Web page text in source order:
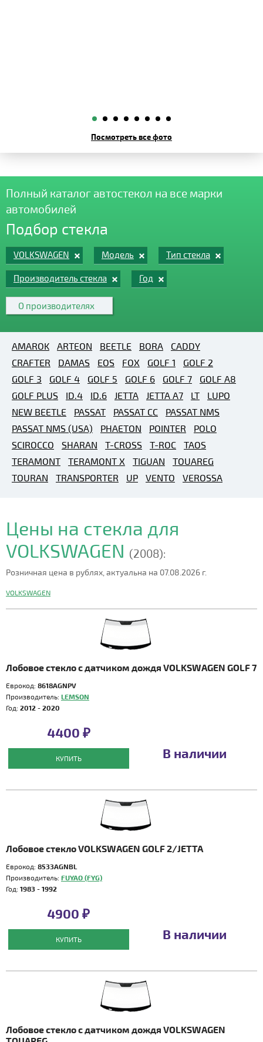
Посмотреть все фото
Полный каталог автостекол на все марки
автомобилей
Подбор стекла
VOLKSWAGEN Модель Тип стекла
Производитель стекла Год
О производителях
AMAROK ARTEON BEETLE BORA
CADDY
CRAFTER
DAMAS EOS FOX GOLF 1
GOLF 2
GOLF 3
GOLF 4 GOLF 5 GOLF 6 GOLF 7
GOLF A8
GOLF PLUS
ID.4 ID.6 JETTA JETTA A7 LT
LUPO
NEW BEETLE
PASSAT PASSAT CC
PASSAT NMS
PASSAT NMS (USA)
PHAETON POINTER
POLO
SCIROCCO
SHARAN T-CROSS T-ROC
TAOS
TERAMONT
TERAMONT X TIGUAN
TOUAREG
TOURAN
TRANSPORTER UP VENTO VEROSSA
Цены на стекла для
VOLKSWAGEN (2008):
Розничная цена в рублях, актуальна на 07.08.2026 г.
VOLKSWAGEN
Лобовое стекло с датчиком дождя VOLKSWAGEN GOLF 7
Еврокод: 8618AGNPV
Производитель: LEMSON
Год: 2012 - 2020
4400 ₽
КУПИТЬ В наличии
Лобовое стекло VOLKSWAGEN GOLF 2/JETTA
Еврокод: 8533AGNBL
Производитель: FUYAO (FYG)
Год: 1983 - 1992
4900 ₽
КУПИТЬ В наличии
Лобовое стекло с датчиком дождя VOLKSWAGEN